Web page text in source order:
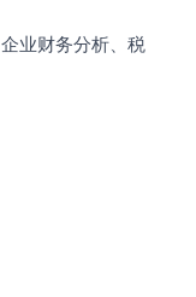
业财务分析、税